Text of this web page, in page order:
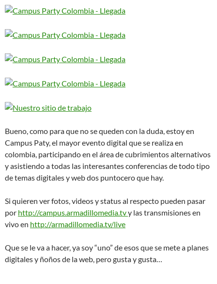
Bueno, como para que no se queden con la duda, estoy en
Campus Paty, el mayor evento digital que se realiza en
colombia, participando en el área de cubrimientos alternativos
y asistiendo a todas las interesantes conferencias de todo tipo
de temas digitales y web dos puntocero que hay.
Si quieren ver fotos, videos y status al respecto pueden pasar
por http://campus.armadillomedia.tvy las transmisiones en
vivo en http://armadillomedia.tv/live
Que se le va a hacer, ya soy “uno” de esos que se mete a planes
digitales y ñoños de la web, pero gusta y gusta…